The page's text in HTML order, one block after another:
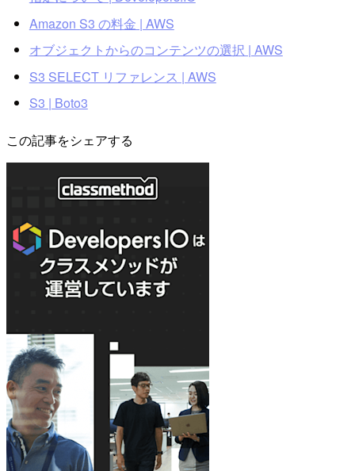
Amazon S3 の料金 | AWS
オブジェクトからのコンテンツの選択 | AWS
S3 SELECT リファレンス | AWS
S3 | Boto3
この記事をシェアする